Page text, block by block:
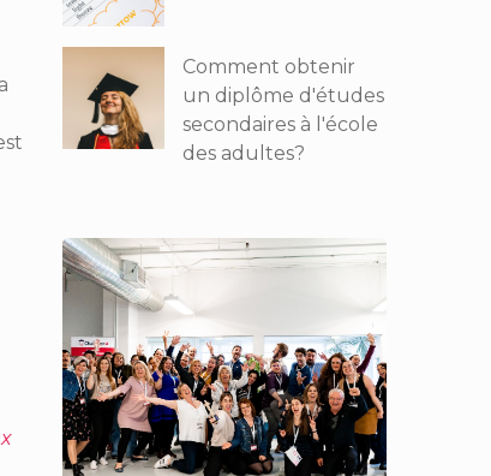
Comment obtenir
un diplôme d'études
secondaires à l'école
des adultes?